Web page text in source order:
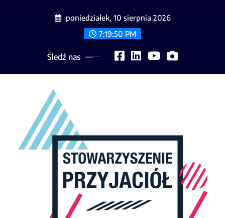
poniedziałek, 10 sierpnia 2026
7:19:53 PM
Śledź nas